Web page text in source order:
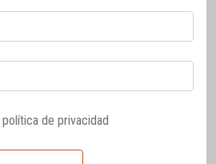
política de privacidad